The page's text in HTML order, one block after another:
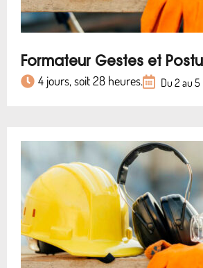
Formateur Gestes et
4 jours, soit 28 heures. Du 2 au